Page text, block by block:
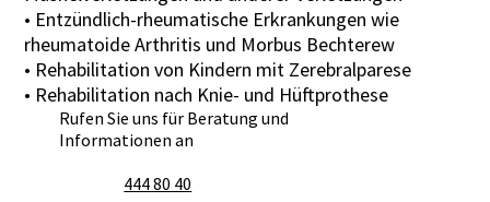
• Entzündlich-rheumatische Erkrankungen wie
rheumatoide Arthritis und Morbus Bechterew
• Rehabilitation von Kindern mit Zerebralparese
• Rehabilitation nach Knie- und Hüftprothese
Rufen Sie uns für Beratung und
Informationen an
444 80 40